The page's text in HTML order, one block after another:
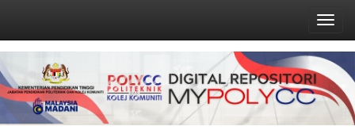
navigation